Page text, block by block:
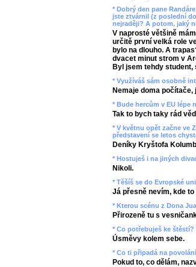
* Dobrý den pane
jste ztvárnil (z poslední
nejraději? A potom, jaký
V naprosté většině
určitě první velká role
bylo na dlouho. A
dvacet minut strom v
Byl jsem tehdy student,
* Využíváš sám osobně
Nemaje doma
* Bude hercům v EU lépe
Tak to bych taky rád
* V květnu opět začne ve
představení se letos
Deníky Kryštofa
* Hostuješ i na jiných
Nikoli.
* Těšíš se do Evropské
Já přesně nevím, kde to
* Kterou scénu z Dona
Přirozeně tu s
* Co potřebuješ ke štěstí?
Úsměvy kolem sebe.
* Co ti připadá na
Pokud to, co dělám,